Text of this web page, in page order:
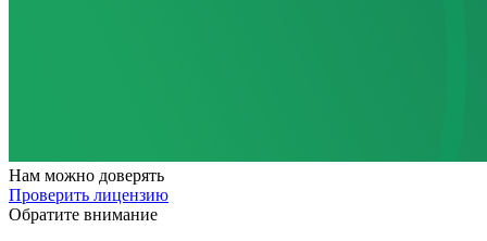
Нам можно доверять
Проверить лицензию
Обратите внимание